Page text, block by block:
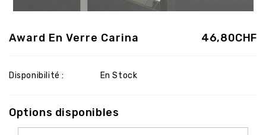
46,80CHF
Award En Verre Carina
Disponibilité : En Stock
Options disponibles